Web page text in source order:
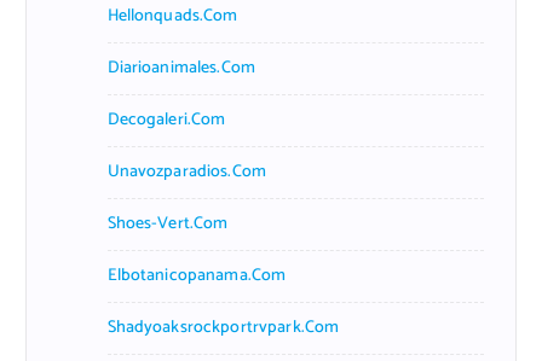
Hellonquads.com
Diarioanimales.com
Decogaleri.com
Unavozparadios.com
Shoes-Vert.com
Elbotanicopanama.com
Shadyoaksrockportrvpark.com